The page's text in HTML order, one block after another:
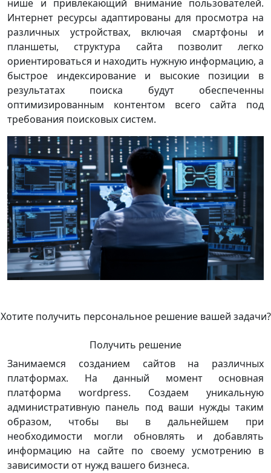
нише и привлекающий внимание пользователей.
Интернет ресурсы адаптированы для просмотра на
различных устройствах, включая смартфоны и
планшеты, структура сайта позволит легко
ориентироваться и находить нужную информацию, а
быстрое индексирование и высокие позиции в
результатах поиска будут обеспеченны
оптимизированным контентом всего сайта под
требования поисковых систем.
Хотите получить персональное решение вашей задачи?
Получить решение
Занимаемся созданием сайтов на различных
платформах. На данный момент основная
платформа wordpress. Создаем уникальную
административную панель под ваши нужды таким
образом, чтобы вы в дальнейшем при
необходимости могли обновлять и добавлять
информацию на сайте по своему усмотрению в
зависимости от нужд вашего бизнеса.